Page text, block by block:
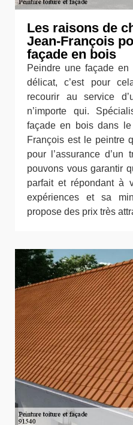
Les raisons de
Jean-François
façade en bois
Peindre une façade
délicat, c’est pour
recourir au service
n’importe qui.
façade en bois dans
François est le peintre
pour l’assurance
pouvons vous garantir
parfait et répondant à
expériences et sa
propose des prix très